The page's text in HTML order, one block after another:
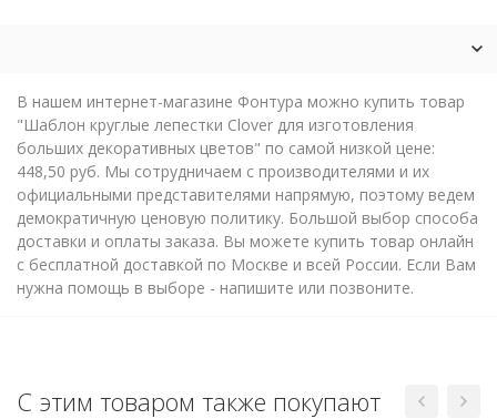
В нашем интернет-магазине Фонтура можно купить товар
"Шаблон круглые лепестки Clover для изготовления
больших декоративных цветов" по самой низкой цене:
448,50 руб. Мы сотрудничаем с производителями и их
официальными представителями напрямую, поэтому ведем
демократичную ценовую политику. Большой выбор способа
доставки и оплаты заказа. Вы можете купить товар онлайн
с бесплатной доставкой по Москве и всей России. Если Вам
нужна помощь в выборе - напишите или позвоните.
С этим товаром также покупают